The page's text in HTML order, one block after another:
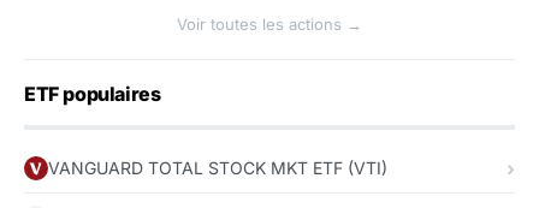
Voir toutes les actions →
ETF populaires
VANGUARD TOTAL STOCK MKT ETF (VTI)